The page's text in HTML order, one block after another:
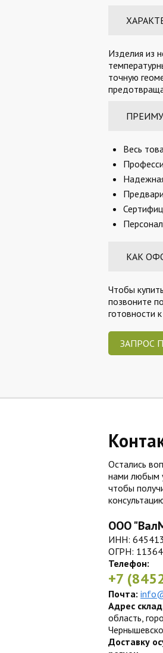
Изделия из
точную
Весь
КАК
Чтобы
позвоните
готовности
ЗАПРОС
Остались
нами любым
чтобы
ООО
ИНН:
ОГРН:
Телефон:
+7
Почта:
Адрес
область,
Доставку